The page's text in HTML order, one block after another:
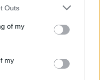
one or more Google
You may click to
its third-party tags to
in below Google
Outs
of my
my
túlmutató programok
fesztivál Friss
a népszerű shot-
Bálinttal és a